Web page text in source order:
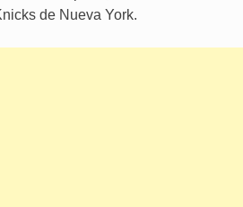
de Nueva York.